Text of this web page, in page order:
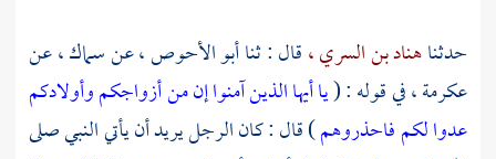
حدثناهناد بن السري ،قال : ثناأبو الأحوص ،عنسماك ،عن
عكرمة ،في قوله : (يا أيها الذين آمنوا إن من أزواجكم وأولادكم
عدوا لكم فاحذروهم) قال : كان الرجل يريد أن يأتي النبي صلى